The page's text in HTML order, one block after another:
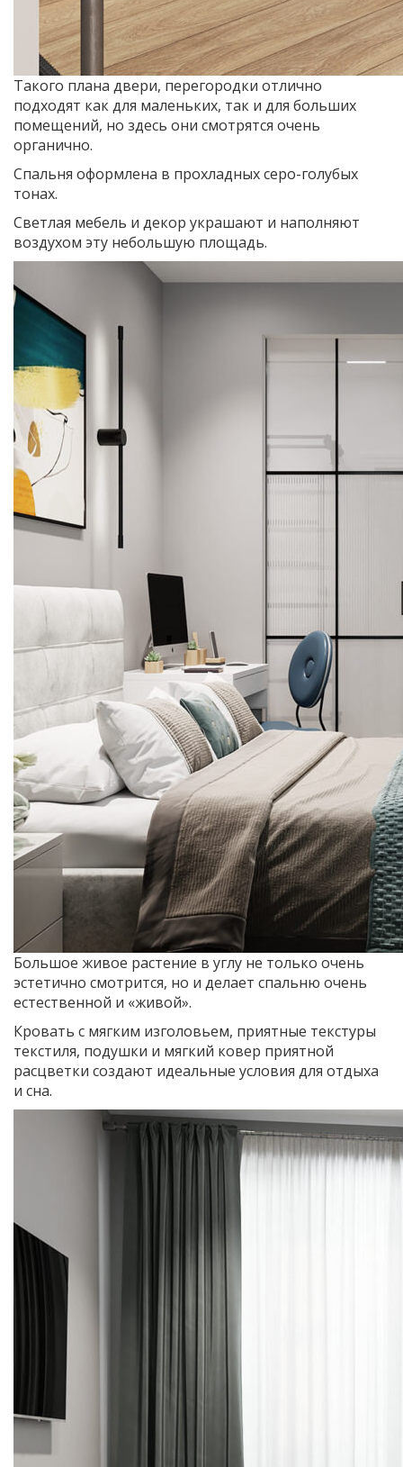
Такого плана двери, перегородки отлично
подходят как для маленьких, так и для больших
помещений, но здесь они смотрятся очень
органично.
Спальня оформлена в прохладных серо-голубых
тонах.
Светлая мебель и декор украшают и наполняют
воздухом эту небольшую площадь.
Большое живое растение в углу не только очень
эстетично смотрится, но и делает спальню очень
естественной и «живой».
Кровать с мягким изголовьем, приятные текстуры
текстиля, подушки и мягкий ковер приятной
расцветки создают идеальные условия для отдыха
и сна.